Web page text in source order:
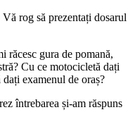
rog să prezentați dosarul
răcesc gura de pomană,
Cu ce motocicletă dați
examenul de oraș?
întrebarea și-am răspuns